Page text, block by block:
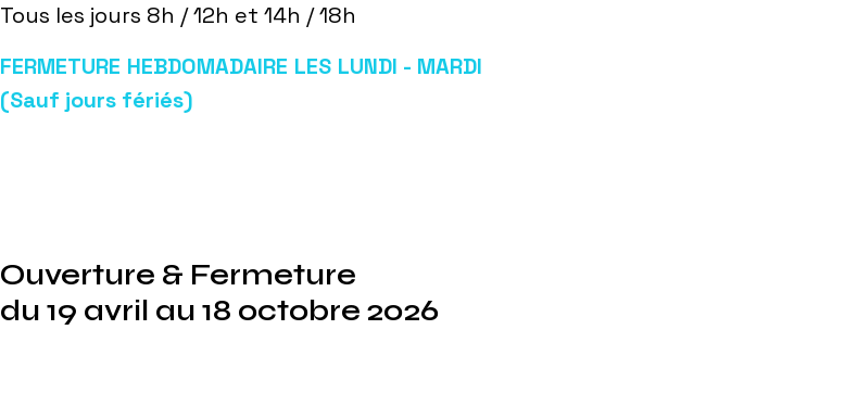
Tous les jours 8h / 12h et 14h / 18h
FERMETURE HEBDOMADAIRE LES LUNDI - MARDI
(Sauf jours fériés)
Ouverture & Fermeture
du 19 avril au 18 octobre 2026